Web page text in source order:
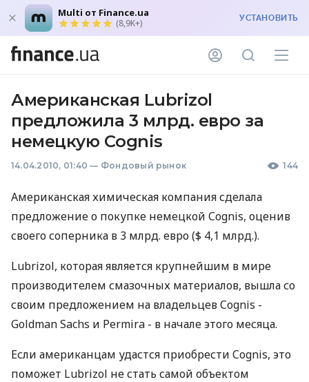
Multi от Finance.ua
(8,9K+) УСТАНОВИТЬ
Американская Lubrizol
предложила 3 млрд. евро за
немецкую Cognis
14.04.2010, 01:40 — Фондовый рынок 144
Aмериканская химическая компания сделала
предложение о покупке немецкой Cognis, оценив
своего соперника в 3 млрд. евро ($ 4,1 млрд.).
Lubrizol, которая является крупнейшим в мире
производителем смазочных материалов, вышла со
своим предложением на владельцев Cognis -
Goldman Sachs и Permira - в начале этого месяца.
Если американцам удастся приобрести Cognis, это
поможет Lubrizol не стать самой объектом